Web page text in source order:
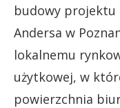
budowy projektu
Andersa w
lokalnemu
użytkowej, w
powierzchnia